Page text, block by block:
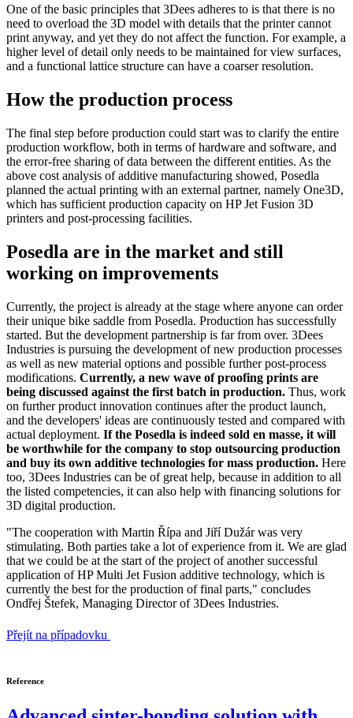
One of the basic principles that 3Dees adheres to is that there is no
need to overload the 3D model with details that the printer cannot
print anyway, and yet they do not affect the function. For example, a
higher level of detail only needs to be maintained for view surfaces,
and a functional lattice structure can have a coarser resolution.
How the production process
The final step before production could start was to clarify the entire
production workflow, both in terms of hardware and software, and
the error-free sharing of data between the different entities. As the
above cost analysis of additive manufacturing showed, Posedla
planned the actual printing with an external partner, namely One3D,
which has sufficient production capacity on HP Jet Fusion 3D
printers and post-processing facilities.
Posedla are in the market and still
working on improvements
Currently, the project is already at the stage where anyone can order
their unique bike saddle from Posedla. Production has successfully
started. But the development partnership is far from over. 3Dees
Industries is pursuing the development of new production processes
as well as new material options and possible further post-process
modifications. Currently, a new wave of proofing prints are
being discussed against the first batch in production. Thus, work
on further product innovation continues after the product launch,
and the developers' ideas are continuously tested and compared with
actual deployment. If the Posedla is indeed sold en masse, it will
be worthwhile for the company to stop outsourcing production
and buy its own additive technologies for mass production. Here
too, 3Dees Industries can be of great help, because in addition to all
the listed competencies, it can also help with financing solutions for
3D digital production.
"The cooperation with Martin Řípa and Jiří Dužár was very
stimulating. Both parties take a lot of experience from it. We are glad
that we could be at the start of the project of another successful
application of HP Multi Jet Fusion additive technology, which is
currently the best for the production of final parts," concludes
Ondřej Štefek, Managing Director of 3Dees Industries.
Přejít na případovku
Reference